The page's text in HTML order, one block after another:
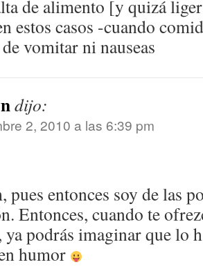
de alimento [y quizá
estos casos -cuando
de vomitar ni nauseas
dijo:
2, 2010 a las 6:39 pm
pues entonces soy de las
Entonces, cuando te
ya podrás imaginar que lo
humor